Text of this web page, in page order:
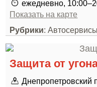
ежедневно,
Показать на карте
Рубрики: Автосервисы
Защита от
Днепропетровский